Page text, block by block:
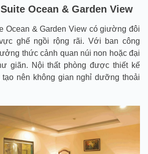
Ocean & Garden View
Ocean & Garden View có giường đôi
ghế ngồi rộng rãi. Với ban công
thức cảnh quan núi non hoặc đại
giãn. Nội thất phòng được thiết kế
nên không gian nghỉ dưỡng thoải